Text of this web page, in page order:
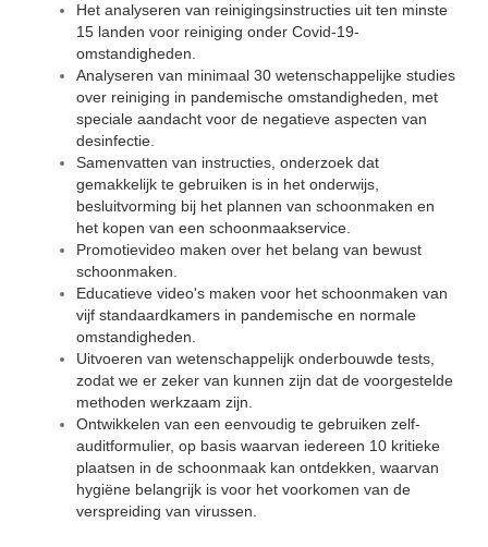
Het analyseren van reinigingsinstructies uit ten minste
15 landen voor reiniging onder Covid-19-
omstandigheden.
Analyseren van minimaal 30 wetenschappelijke studies
over reiniging in pandemische omstandigheden, met
speciale aandacht voor de negatieve aspecten van
desinfectie.
Samenvatten van instructies, onderzoek dat
gemakkelijk te gebruiken is in het onderwijs,
besluitvorming bij het plannen van schoonmaken en
het kopen van een schoonmaakservice.
Promotievideo maken over het belang van bewust
schoonmaken.
Educatieve video's maken voor het schoonmaken van
vijf standaardkamers in pandemische en normale
omstandigheden.
Uitvoeren van wetenschappelijk onderbouwde tests,
zodat we er zeker van kunnen zijn dat de voorgestelde
methoden werkzaam zijn.
Ontwikkelen van een eenvoudig te gebruiken zelf-
auditformulier, op basis waarvan iedereen 10 kritieke
plaatsen in de schoonmaak kan ontdekken, waarvan
hygiëne belangrijk is voor het voorkomen van de
verspreiding van virussen.